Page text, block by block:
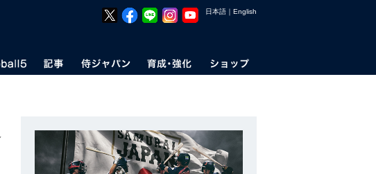
日本語 ｜ English